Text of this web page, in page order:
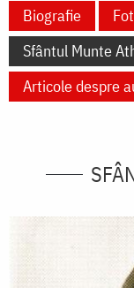
Biografie
Sfântul Munte
Articole despre